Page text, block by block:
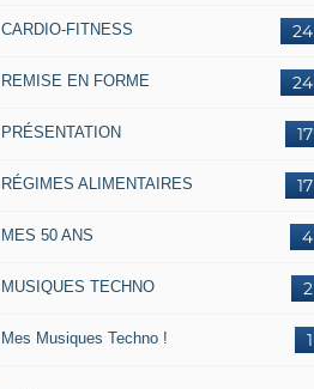
24
CARDIO-FITNESS
24
REMISE EN FORME
17
PRÉSENTATION
17
RÉGIMES ALIMENTAIRES
4
MES 50 ANS
2
MUSIQUES TECHNO
1
Mes Musiques Techno !